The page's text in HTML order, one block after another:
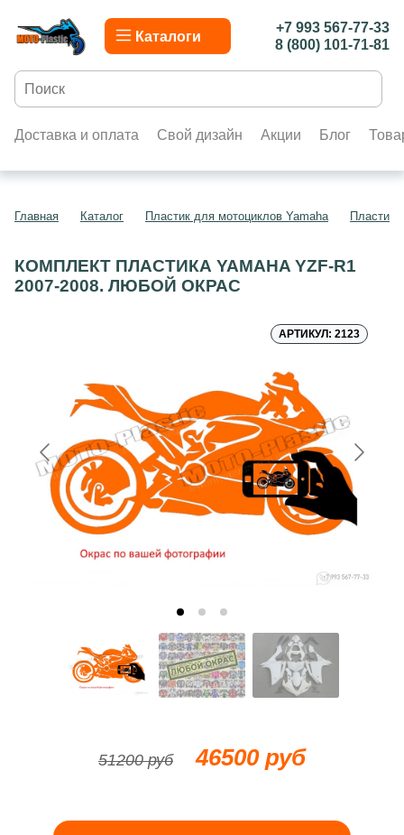
Каталоги
+7 993 567-77-33
8 (800) 101-71-81
Доставка и оплата Свой дизайн Акции Блог
Главная Каталог Пластик для мотоциклов Yamaha Пластик
КОМПЛЕКТ ПЛАСТИКА YAMAHA YZF-R1
2007-2008. ЛЮБОЙ ОКРАС
АРТИКУЛ: 2123
51200 руб 46500 руб